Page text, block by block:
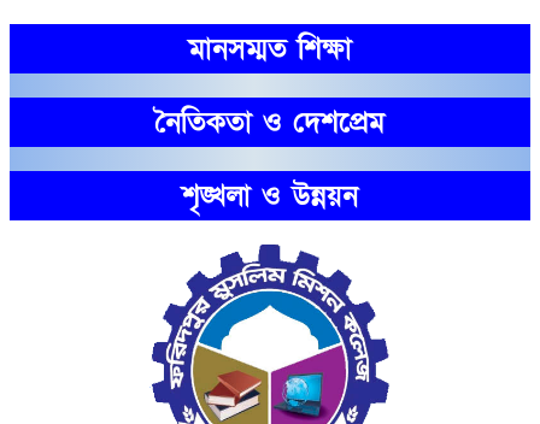
মানসম্মত শিক্ষা
নৈতিকতা ও দেশপ্রেম
শৃঙ্খলা ও উন্নয়ন